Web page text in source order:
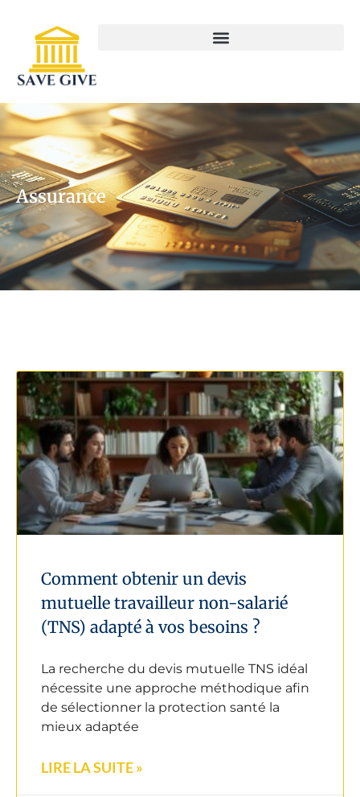
Assurance
Comment obtenir un devis
mutuelle travailleur non-salarié
(TNS) adapté à vos besoins ?
La recherche du devis mutuelle TNS idéal
nécessite une approche méthodique afin
de sélectionner la protection santé la
mieux adaptée
LIRE LA SUITE »